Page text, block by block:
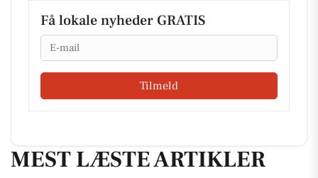
Få lokale nyheder GRATIS
Email
Tilmeld
MEST LÆSTE ARTIKLER